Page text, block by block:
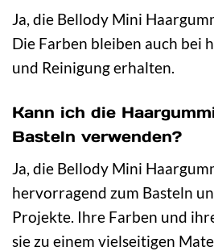
Ja, die Bellody Mini
Die Farben bleiben auch bei
und Reinigung erhalten.
Kann ich die
Basteln verwenden?
Ja, die Bellody Mini
hervorragend zum Basteln
Projekte. Ihre Farben und
sie zu einem vielseitigen